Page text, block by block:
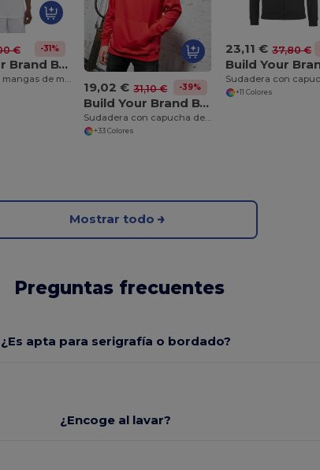
€ -31%
Build Your Brand BY009
Camiseta sin mangas de malla
19,02 € 31,10 € -39%
Build Your Brand BY011
+33 Colores
23,11 € 37,80 €
+11 Colores
Mostrar todo
Preguntas frecuentes
¿Es apta para serigrafía o bordado?
¿Encoge al lavar?